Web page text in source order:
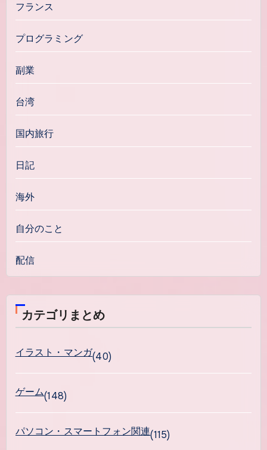
フランス
プログラミング
副業
台湾
国内旅行
日記
海外
自分のこと
配信
カテゴリまとめ
イラスト・マンガ(40)
ゲーム(148)
パソコン・スマートフォン関連(115)